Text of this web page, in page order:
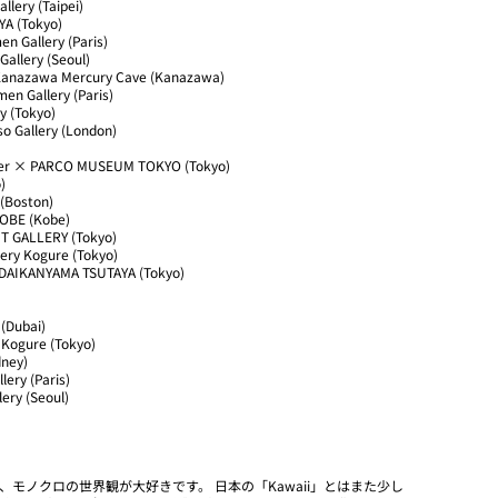
(Taipei)
(Tokyo)
Gallery (Paris)
(Seoul)
Mercury Cave (Kanazawa)
Gallery (Paris)
(Tokyo)
Gallery (London)
× PARCO MUSEUM TOKYO (Tokyo)
(Kobe)
GALLERY (Tokyo)
Kogure (Tokyo)
TSUTAYA (Tokyo)
(Tokyo)
(Paris)
(Seoul)
モノクロの世界観が大好きです。 日本の「Kawaii」とはまた少し